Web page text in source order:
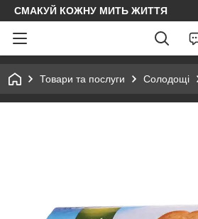
СМАКУЙ КОЖНУ МИТЬ ЖИТТЯ
Товари та послуги Солодощі